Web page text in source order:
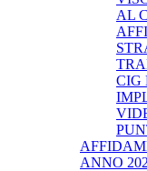
AL
CIG
ANNO